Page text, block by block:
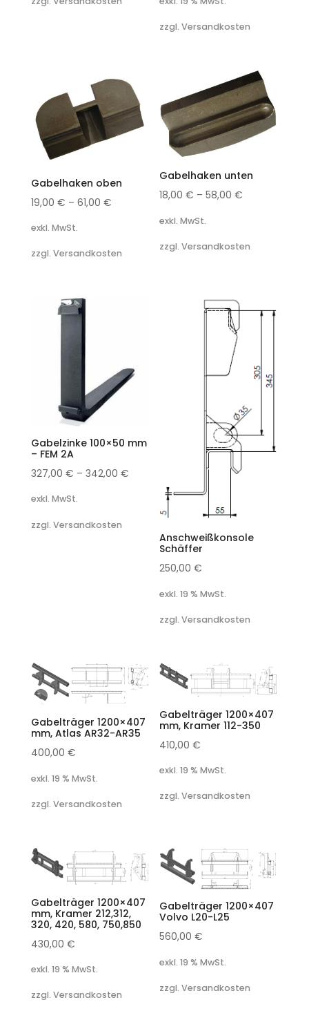
zzgl. Versandkosten
Gabelhaken oben
19,00 € – 61,00 €
exkl. MwSt.
zzgl. Versandkosten
Gabelhaken unten
18,00€ –58,00€
exkl. MwSt.
zzgl. Versandkosten
Gabelzinke 100×50 mm
– FEM 2A
327,00 € – 342,00 €
exkl. MwSt.
zzgl. Versandkosten
Anschweißkonsole
Schäffer
250,00€
exkl. 19 % MwSt.
zzgl. Versandkosten
Gabelträger 1200×407
mm, Atlas AR32-AR35
400,00 €
exkl. 19 % MwSt.
zzgl. Versandkosten
Gabelträger 1200×407
mm, Kramer 112-350
410,00€
exkl. 19 % MwSt.
zzgl. Versandkosten
Gabelträger 1200×407
mm, Kramer 212,312,
320, 420, 580, 750,850
430,00 €
exkl. 19 % MwSt.
zzgl. Versandkosten
Gabelträger 1200×407
Volvo L20-L25
560,00€
exkl. 19 % MwSt.
zzgl. Versandkosten